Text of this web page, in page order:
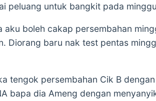
peluang untuk bangkit pada
aku boleh cakap persembahan
Diorang baru nak test pentas
tengok persembahan Cik B
bapa dia Ameng dengan